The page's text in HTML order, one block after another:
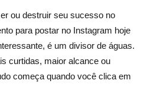
Instagram para curtidas e
pessoais de pico de
ou destruir seu sucesso no
para postar no Instagram hoje
é um divisor de águas.
curtidas, maior alcance ou
começa quando você clica em